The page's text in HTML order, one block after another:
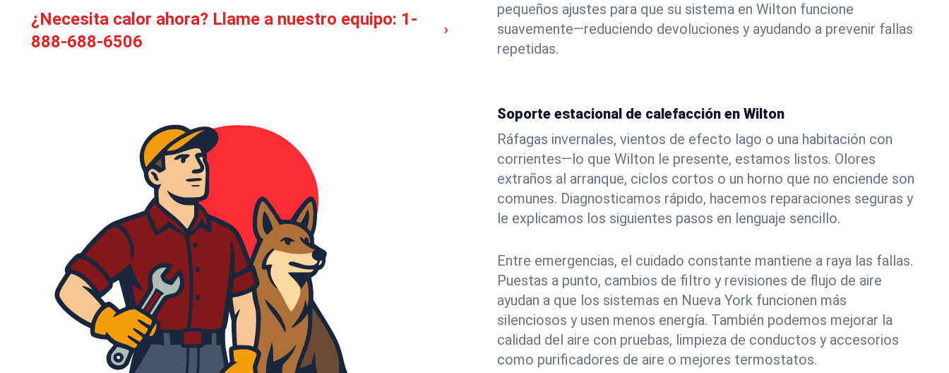
¿Necesita calor ahora? Llame a nuestro equipo: 1-
888-688-6506
pequeños ajustes para que su sistema en Wilton funcione
suavemente—reduciendo devoluciones y ayudando a prevenir fallas
repetidas.
Soporte estacional de calefacción en Wilton
Ráfagas invernales, vientos de efecto lago o una habitación con
corrientes—lo que Wilton le presente, estamos listos. Olores
extraños al arranque, ciclos cortos o un horno que no enciende son
comunes. Diagnosticamos rápido, hacemos reparaciones seguras y
le explicamos los siguientes pasos en lenguaje sencillo.
Entre emergencias, el cuidado constante mantiene a raya las fallas.
Puestas a punto, cambios de filtro y revisiones de flujo de aire
ayudan a que los sistemas en Nueva York funcionen más
silenciosos y usen menos energía. También podemos mejorar la
calidad del aire con pruebas, limpieza de conductos y accesorios
como purificadores de aire o mejores termostatos.